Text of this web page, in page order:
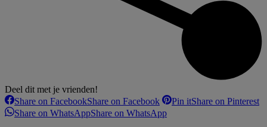
Deel dit met je vrienden!
Share on FacebookShare on Facebook Pin itShare on Pinterest
Share on WhatsAppShare on WhatsApp